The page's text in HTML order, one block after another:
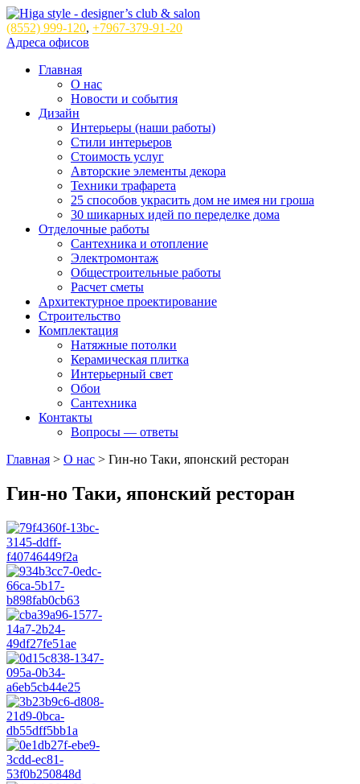
(8552) 999-120, +7967-379-91-20
Адреса офисов
Главная
О нас
Новости и события
Дизайн
Интерьеры (наши работы)
Стили интерьеров
Стоимость услуг
Авторские элементы декора
Техники трафарета
25 способов украсить дом не имея ни гроша
30 шикарных идей по переделке дома
Отделочные работы
Сантехника и отопление
Электромонтаж
Общестроительные работы
Расчет сметы
Архитектурное проектирование
Строительство
Комплектация
Натяжные потолки
Керамическая плитка
Интерьерный свет
Обои
Сантехника
Контакты
Вопросы — ответы
Главная > О нас > Гин-но Таки, японский ресторан
Гин-но Таки, японский ресторан